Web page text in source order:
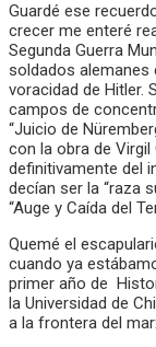
Guardé ese
crecer me enteré
Segunda Guerra
soldados alemanes
voracidad de Hitler.
campos de
“Juicio de
con la obra de Virgil
definitivamente del
decían ser la “raza
“Auge y Caída del
Quemé el
cuando ya
primer año de
la Universidad de
a la frontera del